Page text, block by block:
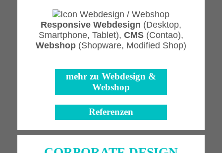
Responsive Webdesign (Desktop,
Smartphone, Tablet), CMS (Contao),
Webshop (Shopware, Modified Shop)
mehr zu Webdesign &
Webshop
Referenzen